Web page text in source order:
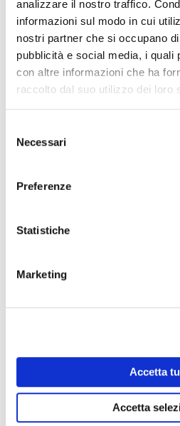
analizzare il nostro traffico.
informazioni sul modo in cui
nostri partner che si occupano
pubblicità e social media, i quali
con altre informazioni che ha
raccolto dal suo utilizzo dei loro
delNecessari
Preferenze
Statistiche
Marketing
Accetta
Accetta
Il Natale
Il periodo di Natale è
abbellire la strada che